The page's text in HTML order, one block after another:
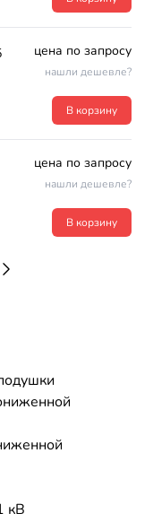
цена по запросу
нашли дешевле?
В корзину
цена по запросу
нашли дешевле?
В корзину
кВ